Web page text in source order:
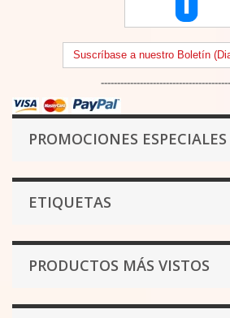
Suscríbase a nuestro Boletín
PROMOCIONES ESPECIALES
ETIQUETAS
PRODUCTOS MÁS VISTOS